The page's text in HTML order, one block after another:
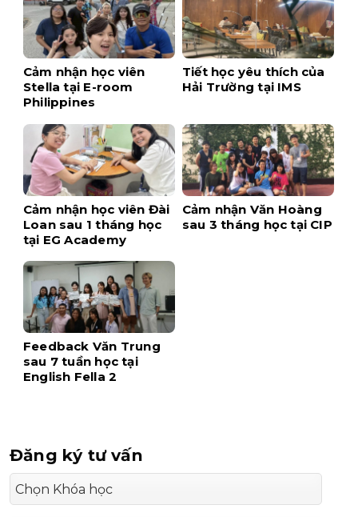
Cảm nhận học viên
Stella tại E-room
Philippines
Tiết học yêu thích của
Hải Trường tại IMS
Cảm nhận học viên Đài
Loan sau 1 tháng học
tại EG Academy
Cảm nhận Văn Hoàng
sau 3 tháng học tại CIP
Feedback Văn Trung
sau 7 tuần học tại
English Fella 2
Đăng ký tư vấn